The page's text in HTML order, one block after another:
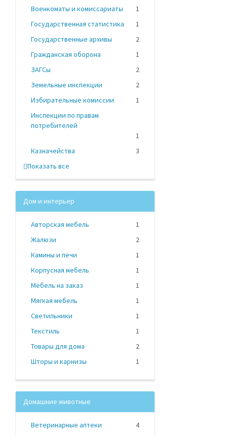
Военкоматы и комиссариаты
1
Государственная статистика
1
Государственные архивы
2
Гражданская оборона
1
ЗАГСы
2
Земельные инспекции
2
Избирательные комиссии
1
Инспекции по правам
потребителей
1
Казначейства
3
Показать все
Дом и интерьер
Авторская мебель
1
Жалюзи
2
Камины и печи
1
Корпусная мебель
1
Мебель на заказ
1
Мягкая мебель
1
Светильники
1
Текстиль
1
Товары для дома
2
Шторы и карнизы
1
Домашние животные
Ветеринарные аптеки
4